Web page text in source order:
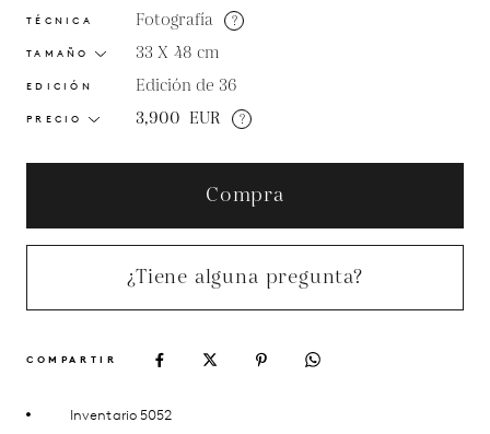
TÉCNICA Fotografía ?
TAMAÑO 33 X 48 cm
EDICIÓN Edición de 36
PRECIO 3,900 EUR ?
Compra
¿Tiene alguna pregunta?
COMPARTIR
Inventario 5052